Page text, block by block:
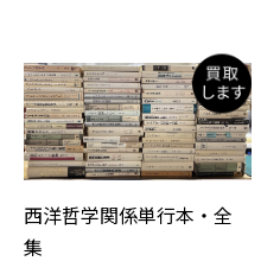
西洋哲学関係単行本・全
集